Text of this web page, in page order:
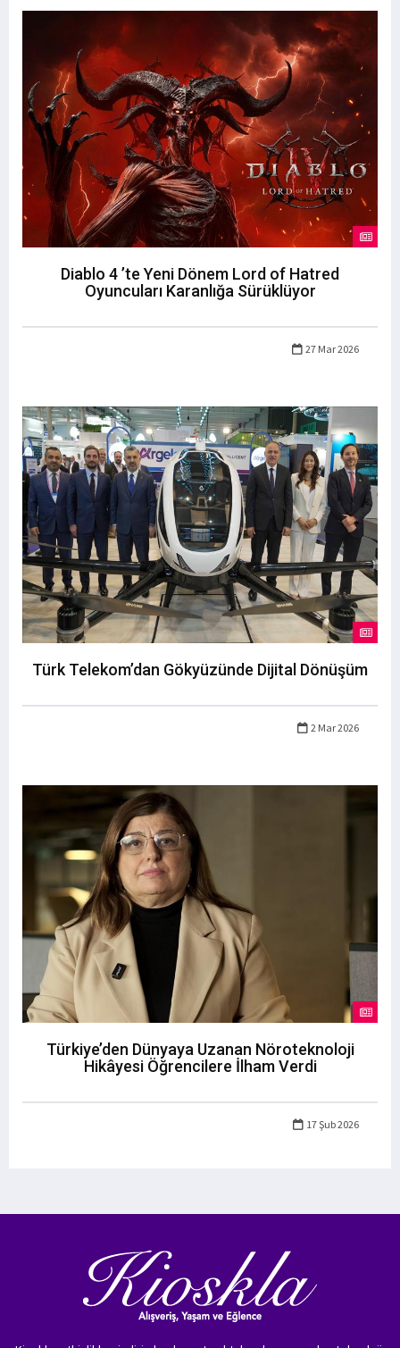
Diablo 4 ’te Yeni Dönem Lord of Hatred
Oyuncuları Karanlığa Sürüklüyor
27 Mar 2026
Türk Telekom’dan Gökyüzünde Dijital Dönüşüm
2 Mar 2026
Türkiye’den Dünyaya Uzanan Nöroteknoloji
Hikâyesi Öğrencilere İlham Verdi
17 Şub 2026